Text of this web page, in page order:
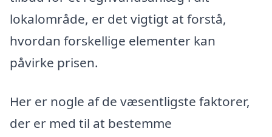
lokalområde, er det vigtigt at forstå,
hvordan forskellige elementer kan
påvirke prisen.
Her er nogle af de væsentligste faktorer,
der er med til at bestemme